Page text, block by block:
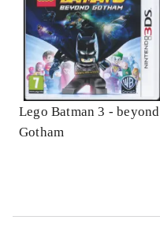
Lego Batman 3 - beyond
Gotham